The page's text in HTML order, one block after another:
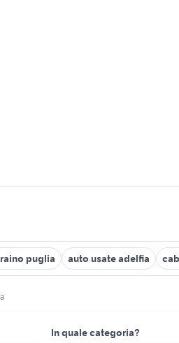
puglia auto usate adelfia
In quale categoria?